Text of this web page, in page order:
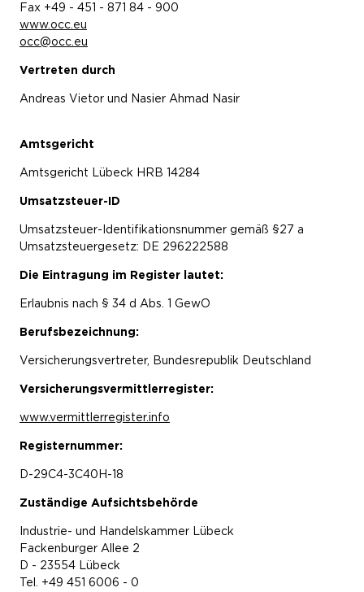
Fax +49 - 451 - 871 84 - 900
www.occ.eu
occ@occ.eu
Vertreten durch
Andreas Vietor und Nasier Ahmad Nasir
Amtsgericht
Amtsgericht Lübeck HRB 14284
Umsatzsteuer-ID
Umsatzsteuer-Identifikationsnummer gemäß §27 a
Umsatzsteuergesetz: DE 296222588
Die Eintragung im Register lautet:
Erlaubnis nach § 34 d Abs. 1 GewO
Berufsbezeichnung:
Versicherungsvertreter, Bundesrepublik Deutschland
Versicherungsvermittlerregister:
www.vermittlerregister.info
Registernummer:
D-29C4-3C40H-18
Zuständige Aufsichtsbehörde
Industrie- und Handelskammer Lübeck
Fackenburger Allee 2
D - 23554 Lübeck
Tel. +49 451 6006 - 0